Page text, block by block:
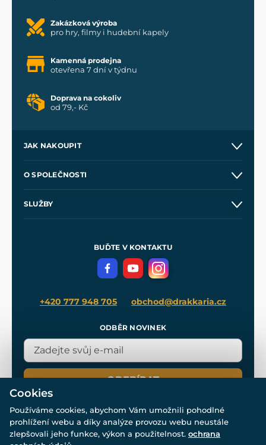
Zakázková výroba
pro hry, filmy i hudební kapely
Kamenná prodejna
otevřena 7 dní v týdnu
Doprava na cokoliv
od 79,- Kč
JAK NAKOUPIT
Velkoobchod
O SPOLEČNOSTI
SLUŽBY
Meče pro Kingdom Come
BUĎTE V KONTAKTU
+420 777 948 705 obchod@drakkaria.cz
ODBĚR NOVINEK
ODEBÍRAT
Cookies
Používáme cookies, abychom Vám umožnili pohodlné
prohlížení webu a díky analýze provozu webu neustále
zlepšovali jeho funkce, výkon a použitelnost. ochrana